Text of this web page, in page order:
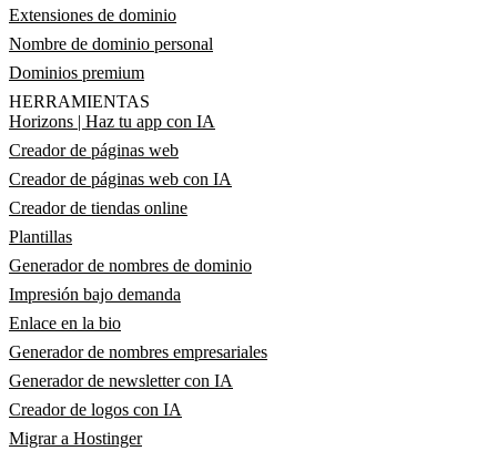
Extensiones de dominio
Nombre de dominio personal
Dominios premium
HERRAMIENTAS
Horizons | Haz tu app con IA
Creador de páginas web
Creador de páginas web con IA
Creador de tiendas online
Plantillas
Generador de nombres de dominio
Impresión bajo demanda
Enlace en la bio
Generador de nombres empresariales
Generador de newsletter con IA
Creador de logos con IA
Migrar a Hostinger